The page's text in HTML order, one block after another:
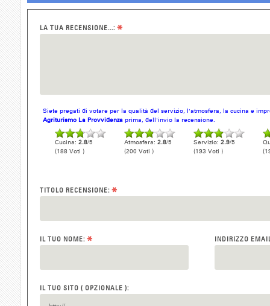
LA TUA RECENSIONE...: *
Siete pregati di votare per la qualità del servizio, l'atmosfera, la cucina e
Agriturismo La Provvidenza prima, dell'invio la recensione.
Cucina: 2.8/5
(188 Voti )
Atmosfera: 2.8/5
(200 Voti )
Servizio: 2.9/5
(193 Voti )
TITOLO RECENSIONE: *
IL TUO NOME: * INDIRIZZO
IL TUO SITO ( OPZIONALE ):